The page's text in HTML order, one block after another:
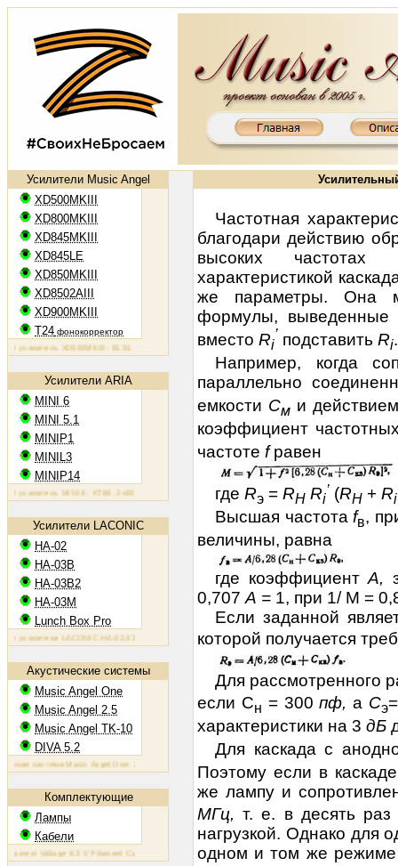
Усилители Music Angel
XD500MKIII
XD800MKIII
XD845MKIII
XD845LE
XD850MKIII
XD8502AIII
XD900MKIII
T24 фонокорректор
XD500MKIII: EL34, 2х50 Вт Ламповый усилитель XD800MKIII: KT88, 2х65 ВтЛамповый
Усилители ARIA
MINI 6
MINI 5.1
MINIP1
MINIL3
MINIP14
MINI 6: KT88, 2х60 ВтЛамповый усилитель MINIP1: 6AQ5, 2х10 Вт Ламповый усилитель
Усилители LACONIC
HA-02
HA-03B
HA-03B2
HA-03M
Lunch Box Pro
LACONIC HA-02,03B/B2/M: 6N6P, 2х1,2 Вт на 300 Ом
Акустические системы
Music Angel One
Music Angel 2.5
Music Angel TK-10
DIVA 5.2
система Music Angel One: 20 - 100 Вт, 38 Гц - 30 кГц, 86 Дб/Вт/м
Комплектующие
Лампы
Кабели
Voltage 6.3 V Filament Current 1.6 A Plate Voltage (max) 800 V Plate Current (max) 230 mA Plate
Частотная
благодари действию
высоких
характеристикой
же параметры. Она
формулы, выведенные
вместо Ri
’ подставить Ri.
Например, когда
параллельно
емкости См и
коэффициент
частоте fравен
где Rэ = RH Ri
’ (RH + Ri
Высшая частота fв,
величины, равна
где коэффициентА,
0,707 А = 1, при 1/ М =
Если заданной
которой получается
Для рассмотренного
если Cн = 300пф,а Сэ
характеристики на 3 дБ
Для каскада с
Поэтому если в
же лампу и
МГц,т. е. в десять
нагрузкой. Однако для
одном и том же